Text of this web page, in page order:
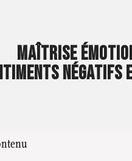
MAÎTRISE
NÉGATIFS